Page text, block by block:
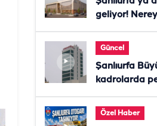
geliyor!
Güncel
Şanlıurfa
kadrolarda
Özel Haber